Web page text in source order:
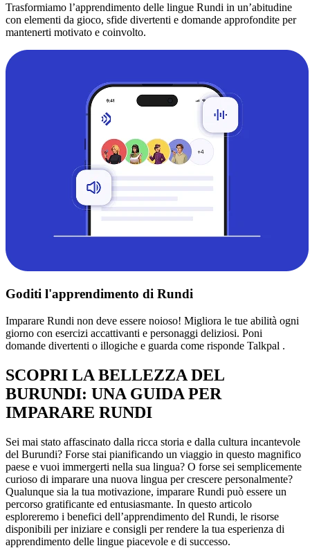
Trasformiamo l’apprendimento delle lingue Rundi in un’abitudine
con elementi da gioco, sfide divertenti e domande approfondite per
mantenerti motivato e coinvolto.
Goditi l'apprendimento di Rundi
Imparare Rundi non deve essere noioso! Migliora le tue abilità ogni
giorno con esercizi accattivanti e personaggi deliziosi. Poni
domande divertenti o illogiche e guarda come risponde Talkpal .
SCOPRI LA BELLEZZA DEL
BURUNDI: UNA GUIDA PER
IMPARARE RUNDI
Sei mai stato affascinato dalla ricca storia e dalla cultura incantevole
del Burundi? Forse stai pianificando un viaggio in questo magnifico
paese e vuoi immergerti nella sua lingua? O forse sei semplicemente
curioso di imparare una nuova lingua per crescere personalmente?
Qualunque sia la tua motivazione, imparare Rundi può essere un
percorso gratificante ed entusiasmante. In questo articolo
esploreremo i benefici dell’apprendimento del Rundi, le risorse
disponibili per iniziare e consigli per rendere la tua esperienza di
apprendimento delle lingue piacevole e di successo.